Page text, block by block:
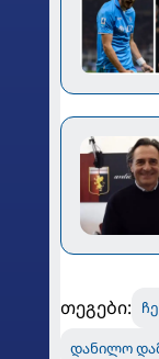
თეგები:
დანილო